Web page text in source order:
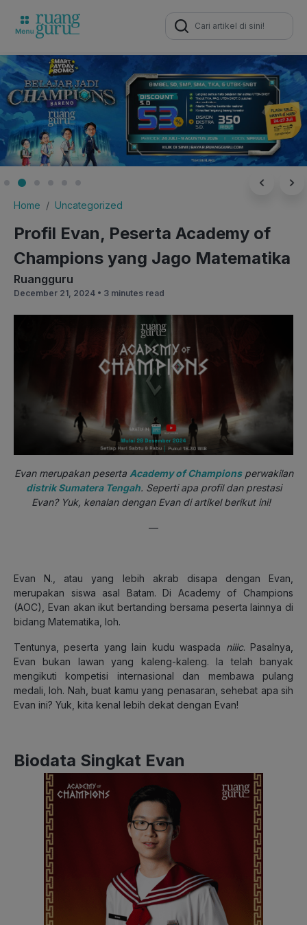
Search
for:
Home Uncategorized
Profil Evan, Peserta Academy of
Champions yang Jago Matematika
Ruangguru
December 21, 2024 • 3 minutes read
Evan merupakan peserta Academy of Championsperwakilan
distrik Sumatera Tengah. Seperti apa profil dan prestasi
Evan? Yuk, kenalan dengan Evan di artikel berikut ini!
—
Evan N., atau yang lebih akrab disapa dengan Evan,
merupakan siswa asal Batam. Di Academy of Champions
(AOC), Evan akan ikut bertanding bersama peserta lainnya di
bidang Matematika, loh.
Tentunya, peserta yang lain kudu waspada niiic. Pasalnya,
Evan bukan lawan yang kaleng-kaleng. Ia telah banyak
mengikuti kompetisi internasional dan membawa pulang
medali, loh. Nah, buat kamu yang penasaran, sehebat apa sih
Evan ini? Yuk, kita kenal lebih dekat dengan Evan!
Biodata Singkat Evan